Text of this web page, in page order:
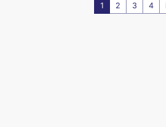
1 2 3 4